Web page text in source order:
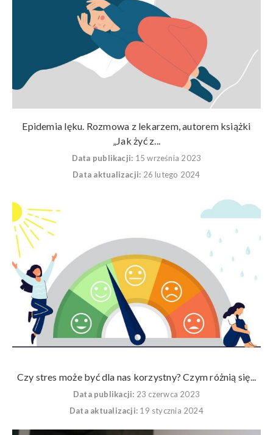
Epidemia lęku. Rozmowa z lekarzem, autorem książki
„Jak żyć z...
Data publikacji: 15 września 2023
Data aktualizacji: 26 lutego 2024
Czy stres może być dla nas korzystny? Czym różnią się...
Data publikacji: 23 czerwca 2023
Data aktualizacji: 19 stycznia 2024